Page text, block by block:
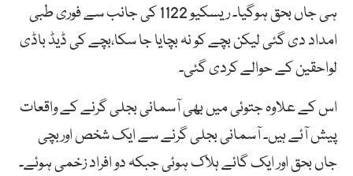
ہی جاں بحق ہوگیا۔ ریسکیو 1122 کی جانب سے فوری طبی
امداد دی گئی لیکن بچے کو نہ بچایا جا سکا،بچے کی ڈیڈ باڈی
لواحقین کے حوالے کردی گئی۔
اس کے علاوہ جتوئی میں بھی آسمانی بجلی گرنے کے واقعات
پیش آئے ہیں۔ آسمانی بجلی گرنے سے ایک شخص اوربچی
جاں بحق اور ایک گائے ہلاک ہوئی جبکہ دو افراد زخمی ہوئے۔